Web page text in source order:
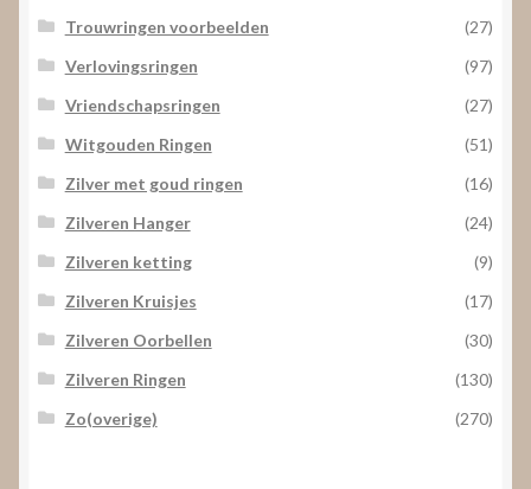
Trouwringen voorbeelden
(27)
Verlovingsringen
(97)
Vriendschapsringen
(27)
Witgouden Ringen
(51)
Zilver met goud ringen
(16)
Zilveren Hanger
(24)
Zilveren ketting
(9)
Zilveren Kruisjes
(17)
Zilveren Oorbellen
(30)
Zilveren Ringen
(130)
Zo(overige)
(270)